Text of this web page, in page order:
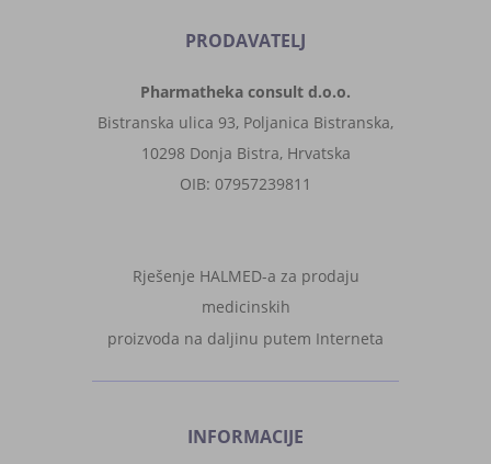
PRODAVATELJ
Pharmatheka consult d.o.o.
Bistranska ulica 93, Poljanica Bistranska,
10298 Donja Bistra, Hrvatska
OIB: 07957239811
Rješenje HALMED-a za prodaju
medicinskih
proizvoda na daljinu putem Interneta
INFORMACIJE